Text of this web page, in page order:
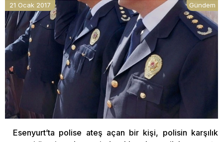
21 Ocak 2017 Gündem
Esenyurt’ta polise ateş açan bir kişi, polisin karşılık